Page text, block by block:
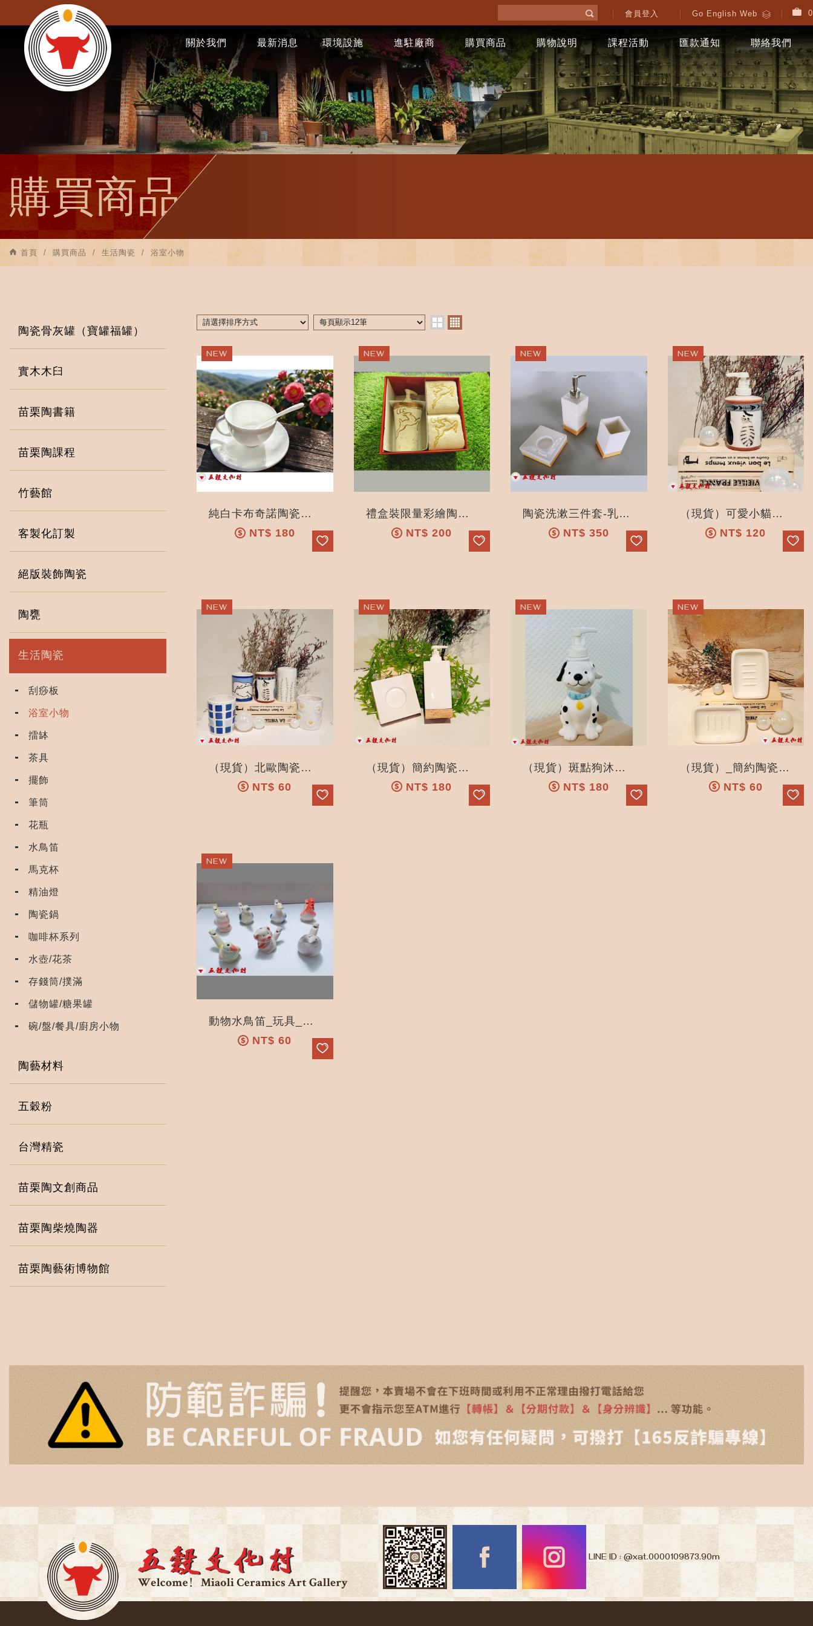
會員登入 Go English Web 0
關於我們 最新消息 環境設施 進駐廠商 購買商品 購物說明 課程活動 匯款通知 聯絡我們
購買商品
首頁 購買商品 生活陶瓷 浴室小物
陶瓷骨灰罐（寶罐福罐）
實木木臼
苗栗陶書籍
苗栗陶課程
竹藝館
客製化訂製
絕版裝飾陶瓷
陶甕
生活陶瓷
刮痧板
浴室小物
擂缽
茶具
擺飾
筆筒
花瓶
水鳥笛
馬克杯
精油燈
陶瓷鍋
咖啡杯系列
水壺/花茶
存錢筒/撲滿
儲物罐/糖果罐
碗/盤/餐具/廚房小物
陶藝材料
五穀粉
台灣精瓷
苗栗陶文創商品
苗栗陶柴燒陶器
苗栗陶藝術博物館
純白卡布奇諾陶瓷咖啡杯拉花拿鐵加厚套裝帶碟杯（台灣現貨）
NT$ 180
禮盒裝限量彩繪陶瓷乳液瓶-洗手液-洗髮水-沐浴露—環保按壓瓶-
NT$ 200
陶瓷洗漱三件套-乳液分裝-按壓空瓶 -家居酒店沐浴露洗手液瓶 配竹木底座
NT$ 350
（現貨）可愛小貓沐浴露分裝瓶_乳液瓶_精品_禮品_五穀文化村陶瓷觀光工廠
NT$ 120
（現貨）北歐陶瓷創意漱口杯_植物漱口杯_小花漱口杯_禮品_五穀文化村陶瓷觀光工廠...
NT$ 60
（現貨）簡約陶瓷分裝瓶_肥皂盒_肥皂盤_禮品_五穀文化村陶瓷觀光工廠
NT$ 180
（現貨）斑點狗沐浴露分裝瓶_乳液瓶_精品_禮品_五穀文化村陶瓷觀光工廠
NT$ 180
（現貨）_簡約陶瓷肥皂盒_肥皂盤_禮品_五穀文化村陶瓷觀光工廠
NT$ 60
動物水鳥笛_玩具_陶瓷_笛子 （新）
NT$ 60
LINE ID : @xat.0000109873.90m